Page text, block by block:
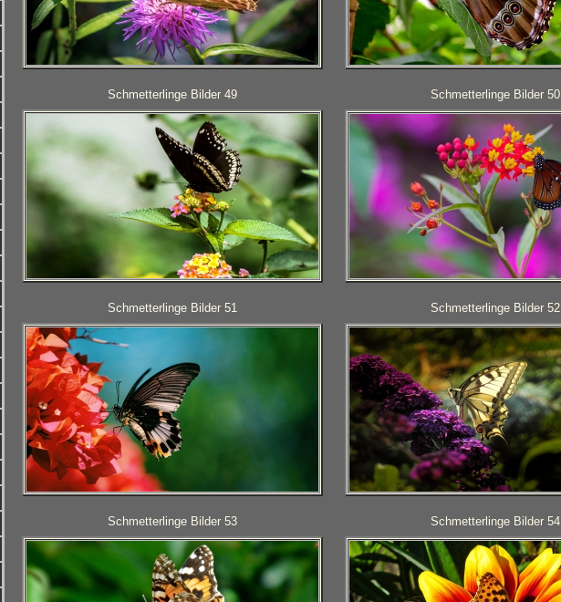
Schmetterlinge Bilder 49 Schmetterlinge Bilder 50
Schmetterlinge Bilder 51 Schmetterlinge Bilder 52
Schmetterlinge Bilder 53 Schmetterlinge Bilder 54